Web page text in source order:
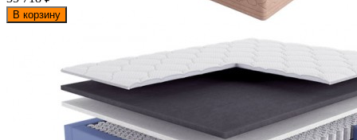
В корзину